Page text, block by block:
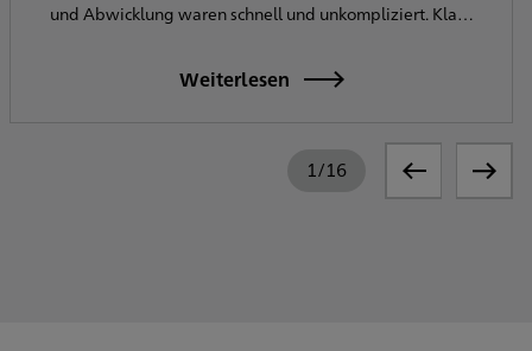
und Abwicklung waren schnell und unkompliziert. Klare
Weiterlesen
1/16